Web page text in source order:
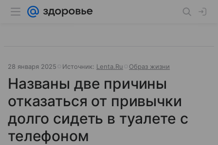
28 января 2025 Источник: Lenta.Ru Образ жизни
Названы две причины
отказаться от привычки
долго сидеть в туалете с
телефоном